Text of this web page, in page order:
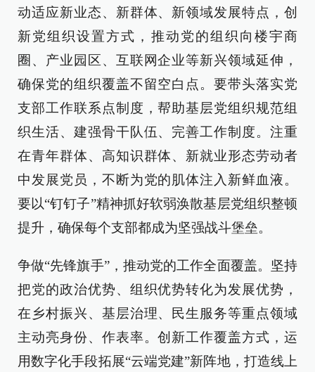
动适应新业态、新群体、新领域发展特点，创
新党组织设置方式，推动党的组织向楼宇商
圈、产业园区、互联网企业等新兴领域延伸，
确保党的组织覆盖不留空白点。要带头落实党
支部工作联系点制度，帮助基层党组织规范组
织生活、建强骨干队伍、完善工作制度。注重
在青年群体、高知识群体、新就业形态劳动者
中发展党员，不断为党的肌体注入新鲜血液。
要以“钉钉子”精神抓好软弱涣散基层党组织整顿
提升，确保每个支部都成为坚强战斗堡垒。
争做“先锋旗手”，推动党的工作全面覆盖。坚持
把党的政治优势、组织优势转化为发展优势，
在乡村振兴、基层治理、民生服务等重点领域
主动亮身份、作表率。创新工作覆盖方式，运
用数字化手段拓展“云端党建”新阵地，打造线上